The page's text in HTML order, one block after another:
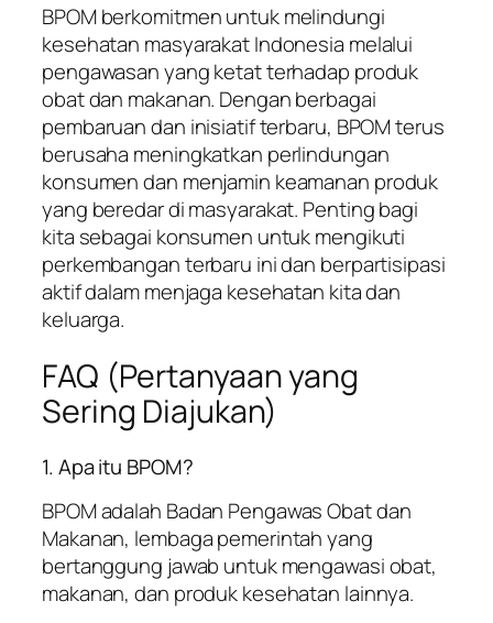
BPOM berkomitmen untuk melindungi
kesehatan masyarakat Indonesia melalui
pengawasan yang ketat terhadap produk
obat dan makanan. Dengan berbagai
pembaruan dan inisiatif terbaru, BPOM terus
berusaha meningkatkan perlindungan
konsumen dan menjamin keamanan produk
yang beredar di masyarakat. Penting bagi
kita sebagai konsumen untuk mengikuti
perkembangan terbaru ini dan berpartisipasi
aktif dalam menjaga kesehatan kita dan
keluarga.
FAQ (Pertanyaan yang
Sering Diajukan)
1. Apa itu BPOM?
BPOM adalah Badan Pengawas Obat dan
Makanan, lembaga pemerintah yang
bertanggung jawab untuk mengawasi obat,
makanan, dan produk kesehatan lainnya.